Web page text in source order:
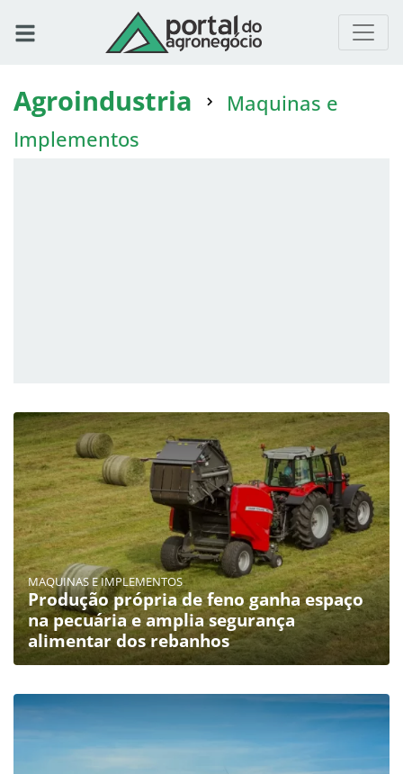
Agroindustria
Maquinas e
Implementos
MAQUINAS E IMPLEMENTOS
Produção própria de feno ganha espaço
na pecuária e amplia segurança
alimentar dos rebanhos